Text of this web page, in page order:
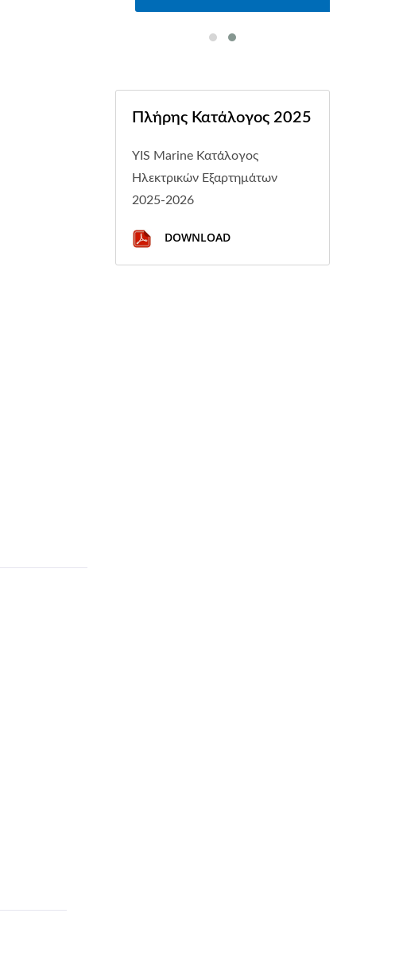
Πλήρης Κατάλογος 2025
YIS Marine Κατάλογος
Ηλεκτρικών Εξαρτημάτων
2025-2026
DOWNLOAD